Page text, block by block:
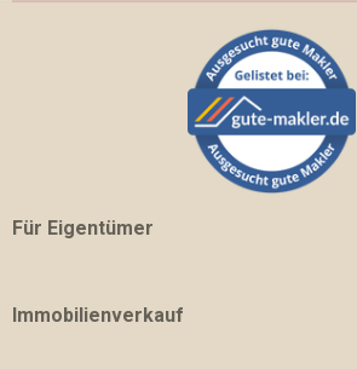
Für Eigentümer
Immobilienverkauf